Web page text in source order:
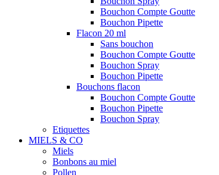
Bouchon Compte Goutte
Bouchon Pipette
Flacon 20 ml
Sans bouchon
Bouchon Compte Goutte
Bouchon Spray
Bouchon Pipette
Bouchons flacon
Bouchon Compte Goutte
Bouchon Pipette
Bouchon Spray
Etiquettes
MIELS & CO
Miels
Bonbons au miel
Pollen